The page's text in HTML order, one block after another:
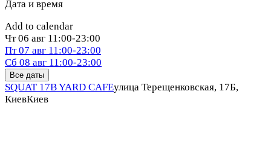
Дата и время
Add to calendar
Чт 06 авг 11:00-23:00
Пт 07 авг 11:00-23:00
Сб 08 авг 11:00-23:00
Все даты
SQUAT 17B YARD CAFEулица Терещенковская, 17Б,
КиевКиев